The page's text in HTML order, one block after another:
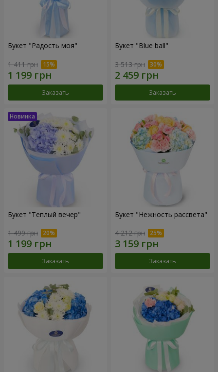
Букет "Радость моя"
1 411 грн
Заказать
Букет "Blue ball"
3 513 грн
Заказать
Букет "Теплый вечер"
1 499 грн
Заказать
Букет "Нежность рассвета"
4 212 грн
Заказать